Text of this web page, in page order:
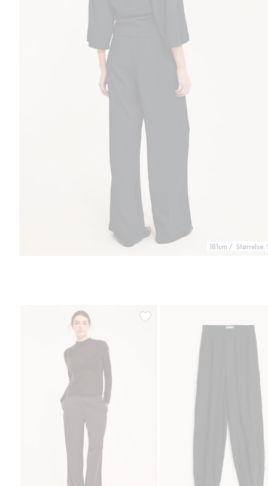
181cm / Størrelse:
Satengbukse, Legg til i favoriter